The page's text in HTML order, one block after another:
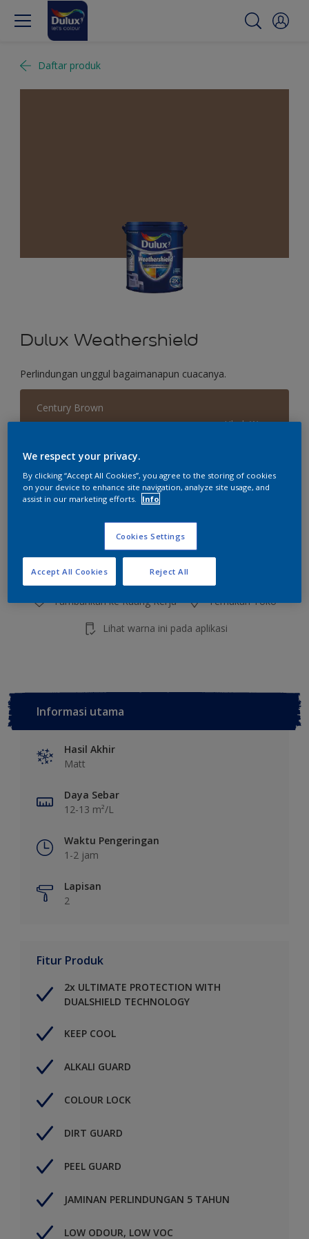
Daftar produk
Dulux Weathershield
Perlindungan unggul bagaimanapun cuacanya.
Century Brown
Ubah Warna
Ukuran
2.5 L 20 L
Kalkulator cat
Hitung
Tambahkan ke Ruang Kerja Temukan Toko
Lihat warna ini pada aplikasi
Informasi utama
Hasil Akhir
Matt
Daya Sebar
12-13 m²/L
Waktu Pengeringan
1-2 jam
Lapisan
2
Fitur Produk
2x ULTIMATE PROTECTION WITH
DUALSHIELD TECHNOLOGY
KEEP COOL
ALKALI GUARD
COLOUR LOCK
DIRT GUARD
PEEL GUARD
JAMINAN PERLINDUNGAN 5 TAHUN
LOW ODOUR, LOW VOC
We respect your privacy.
By clicking “Accept All Cookies”, you agree to the storing of cookies
on your device to enhance site navigation, analyze site usage, and
assist in our marketing efforts.
Info
Cookies Settings
Reject All
Accept All Cookies